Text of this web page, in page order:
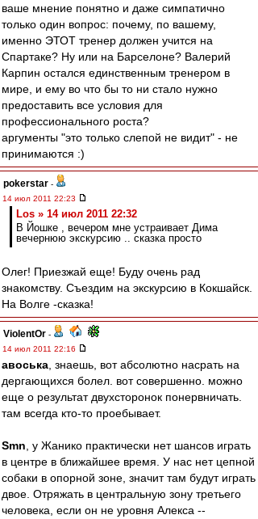
ваше мнение понятно и даже симпатично
только один вопрос: почему, по вашему,
именно ЭТОТ тренер должен учится на
Спартаке? Ну или на Барселоне? Валерий
Карпин остался единственным тренером в
мире, и ему во что бы то ни стало нужно
предоставить все условия для
профессионального роста?
аргументы "это только слепой не видит" - не
принимаются :)
pokerstar -
14 июл 2011 22:23
Los » 14 июл 2011 22:32
В Йошке , вечером мне устраивает Дима
вечернюю экскурсию .. сказка просто
Олег! Приезжай еще! Буду очень рад
знакомству. Съездим на экскурсию в Кокшайск.
На Волге -сказка!
ViolentOr -
14 июл 2011 22:16
авоська , знаешь, вот абсолютно насрать на
дергающихся болел. вот совершенно. можно
еще о результат двухсторонок понервничать.
там всегда кто-то проебывает.
Smn , у Жанико практически нет шансов играть
в центре в ближайшее время. У нас нет цепной
собаки в опорной зоне, значит там будут играть
двое. Отряжать в центральную зону третьего
человека, если он не уровня Алекса --